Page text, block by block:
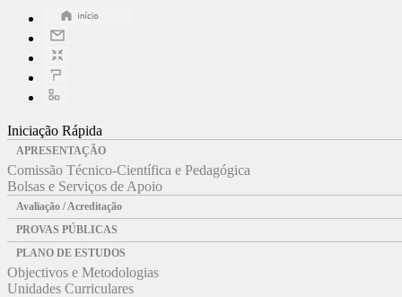
Iniciação Rápida
APRESENTAÇÃO
Comissão Técnico-Científica e Pedagógica
Bolsas e Serviços de Apoio
Avaliação / Acreditação
PROVAS PÚBLICAS
PLANO DE ESTUDOS
Objectivos e Metodologias
Unidades Curriculares